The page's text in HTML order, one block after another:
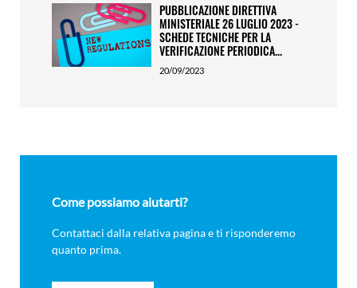
PUBBLICAZIONE DIRETTIVA
MINISTERIALE 26 LUGLIO 2023 -
SCHEDE TECNICHE PER LA
VERIFICAZIONE PERIODICA...
20/09/2023
Come possiamo aiutarti?
Contattaci dalla relativa pagina e ti risponderemo
quanto prima.